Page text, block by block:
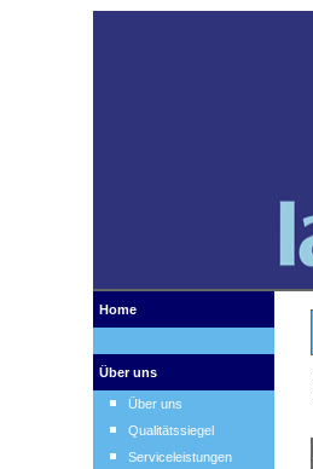
Home
Über uns
Über uns
Qualitätssiegel
Serviceleistungen